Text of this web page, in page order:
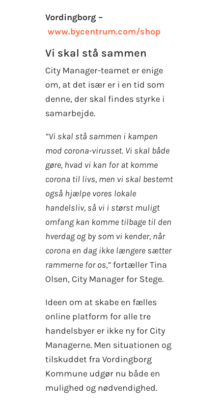
Vordingborg –
www.bycentrum.com/shop
Vi skal stå sammen
City Manager-teamet er enige
om, at det især er i en tid som
denne, der skal findes styrke i
samarbejde.
”Vi skal stå sammen i kampen
mod corona-virusset. Vi skal både
gøre, hvad vi kan for at komme
corona til livs, men vi skal bestemt
også hjælpe vores lokale
handelsliv, så vi i størst muligt
omfang kan komme tilbage til den
hverdag og by som vi kender, når
corona en dag ikke længere sætter
rammerne for os,” fortæller Tina
Olsen, City Manager for Stege.
Ideen om at skabe en fælles
online platform for alle tre
handelsbyer er ikke ny for City
Managerne. Men situationen og
tilskuddet fra Vordingborg
Kommune udgør nu både en
mulighed og nødvendighed.